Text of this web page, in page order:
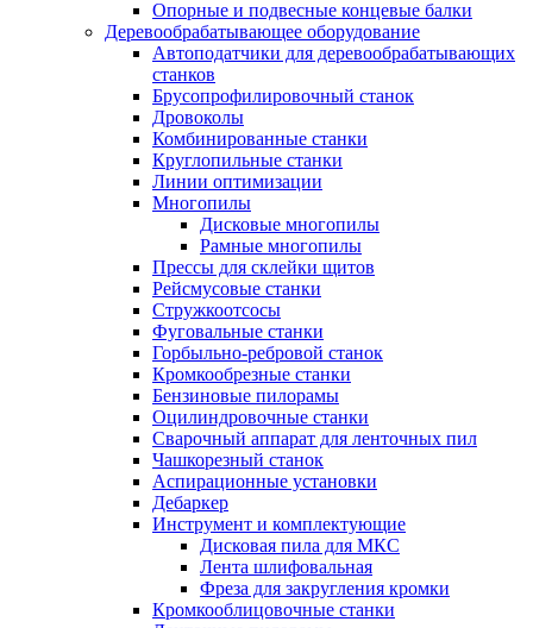
Опорные и подвесные концевые балки
Деревообрабатывающее оборудование
Автоподатчики для деревообрабатывающих
станков
Брусопрофилировочный станок
Дровоколы
Комбинированные станки
Круглопильные станки
Линии оптимизации
Многопилы
Дисковые многопилы
Рамные многопилы
Прессы для склейки щитов
Рейсмусовые станки
Стружкоотсосы
Фуговальные станки
Горбыльно-ребровой станок
Кромкообрезные станки
Бензиновые пилорамы
Оцилиндровочные станки
Сварочный аппарат для ленточных пил
Чашкорезный станок
Аспирационные установки
Дебаркер
Инструмент и комплектующие
Дисковая пила для МКС
Лента шлифовальная
Фреза для закругления кромки
Кромкооблицовочные станки